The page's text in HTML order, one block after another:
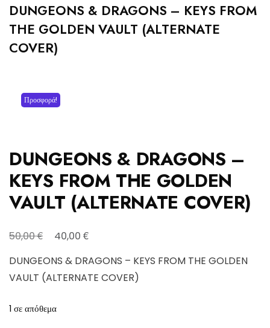
DUNGEONS & DRAGONS – KEYS FROM
THE GOLDEN VAULT (ALTERNATE
COVER)
Προσφορά!
DUNGEONS & DRAGONS –
KEYS FROM THE GOLDEN
VAULT (ALTERNATE COVER)
50,00€
Original
was:
50,00 €.
40,00 €Η
τιμή
είναι:
DUNGEONS & DRAGONS – KEYS FROM THE GOLDEN
VAULT (ALTERNATE COVER)
1 σε απόθεμα